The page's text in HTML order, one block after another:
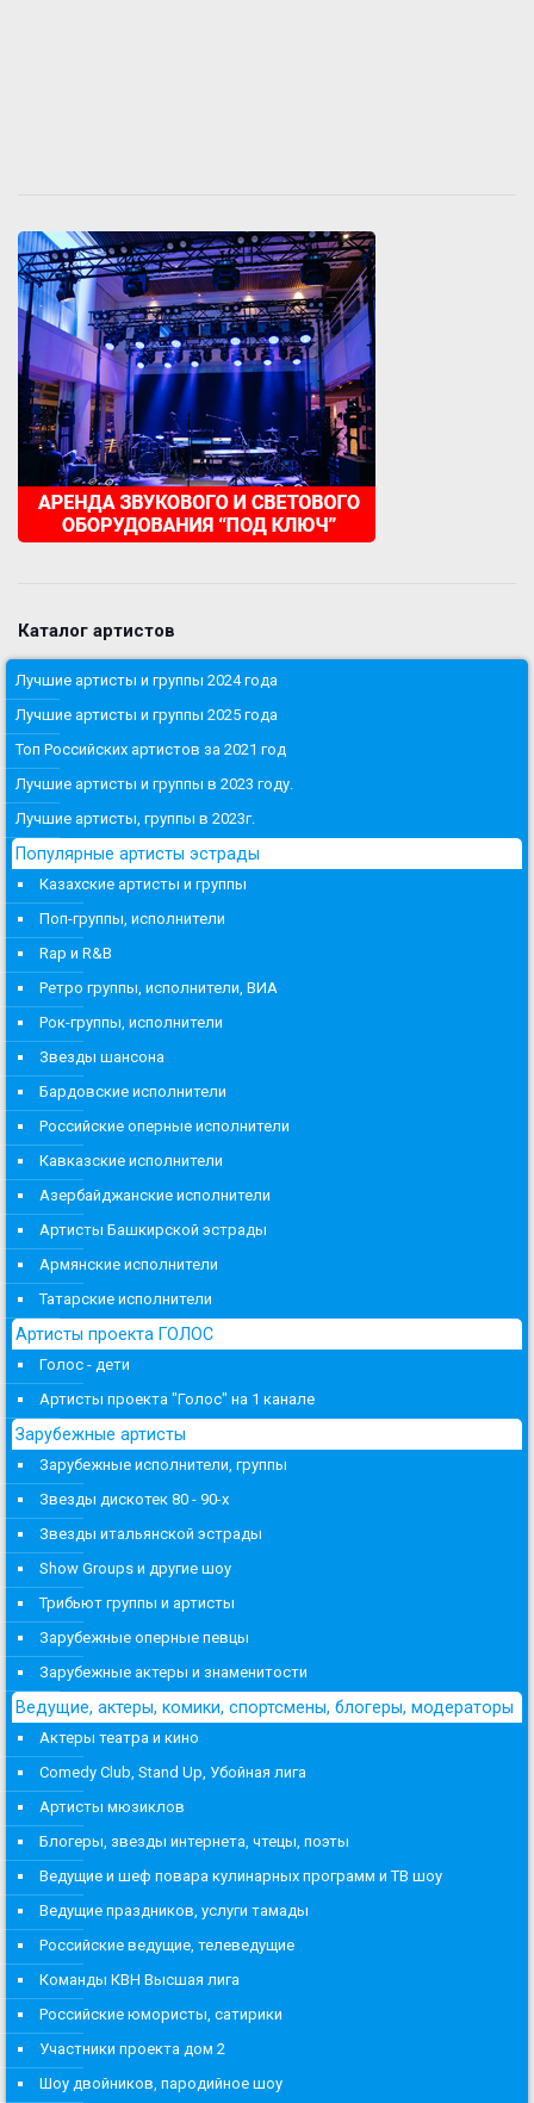
Каталог артистов
Лучшие артисты и группы 2024 года
Лучшие артисты и группы 2025 года
Топ Российских артистов за 2021 год
Лучшие артисты и группы в 2023 году.
Лучшие артисты, группы в 2023г.
Популярные артисты эстрады
Казахские артисты и группы
Поп-группы, исполнители
Rap и R&B
Ретро группы, исполнители, ВИА
Рок-группы, исполнители
Звезды шансона
Бардовские исполнители
Российские оперные исполнители
Кавказские исполнители
Азербайджанские исполнители
Артисты Башкирской эстрады
Армянские исполнители
Татарские исполнители
Артисты проекта ГОЛОС
Голос - дети
Артисты проекта "Голос" на 1 канале
Зарубежные артисты
Зарубежные исполнители, группы
Звезды дискотек 80 - 90-х
Звезды итальянской эстрады
Show Groups и другие шоу
Трибьют группы и артисты
Зарубежные оперные певцы
Зарубежные актеры и знаменитости
Ведущие, актеры, комики, спортсмены, блогеры, модераторы
Актеры театра и кино
Comedy Club, Stand Up, Убойная лига
Артисты мюзиклов
Блогеры, звезды интернета, чтецы, поэты
Ведущие и шеф повара кулинарных программ и ТВ шоу
Ведущие праздников, услуги тамады
Российские ведущие, телеведущие
Команды КВН Высшая лига
Российские юмористы, сатирики
Участники проекта дом 2
Шоу двойников, пародийное шоу